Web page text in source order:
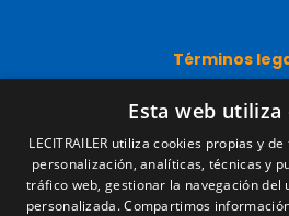
Términos
Política de
Política de
Condiciones
Gestionar
Esta web utiliza
LECITRAILER utiliza cookies propias y
personalización, analíticas, técnicas y
tráfico web, gestionar la navegación
personalizada. Compartimos